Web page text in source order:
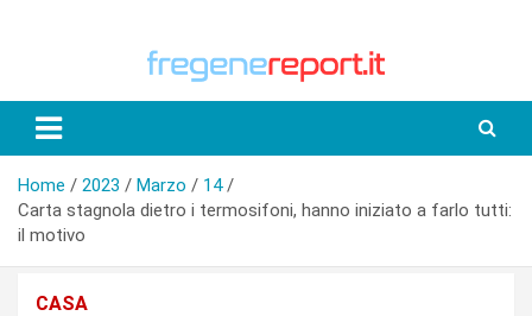
Home 2023 Marzo
14
Carta stagnola dietro i termosifoni, hanno iniziato a farlo tutti:
il motivo
CASA